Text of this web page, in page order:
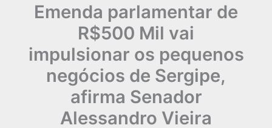
Emenda parlamentar de
R$500 Mil vai
impulsionar os pequenos
negócios de Sergipe,
afirma Senador
Alessandro Vieira